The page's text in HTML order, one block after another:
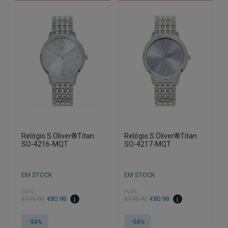
Relógio S.Oliver®Titan
SO-4216-MQT
EM STOCK
PVPR
€175.90
O
original
€80.98
O
atual
-54%
Relógio S.Oliver®Titan
SO-4217-MQT
EM STOCK
PVPR
€175.90
O
original
€80.98
O
atual
-54%